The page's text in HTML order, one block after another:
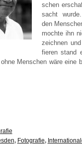
schen
sacht
den
moch­te ihn
zeich­nen
fie­ren stand
Men­schen wäre eine
, Fotografie,